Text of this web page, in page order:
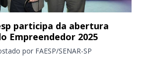
participa da abertura
Empreendedor 2025
por FAESP/SENAR-SP